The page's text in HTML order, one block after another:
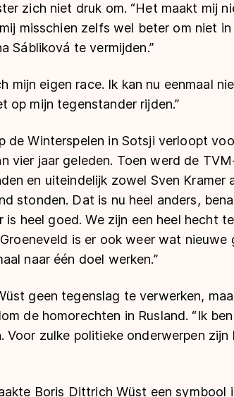
zich niet druk om. “Het maakt mij
misschien zelfs wel beter om niet
Sábliková te vermijden.”
mijn eigen race. Ik kan nu eenmaal
op mijn tegenstander rijden.”
de Winterspelen in Sotsji verloopt
vier jaar geleden. Toen werd de
en uiteindelijk zowel Sven Kramer
stonden. Dat is nu heel anders,
is heel goed. We zijn een heel hecht
is er ook weer wat
naar één doel werken.”
geen tegenslag te verwerken,
de homorechten in Rusland. “Ik
Voor zulke politieke onderwerpen
Boris Dittrich Wüst een symbool